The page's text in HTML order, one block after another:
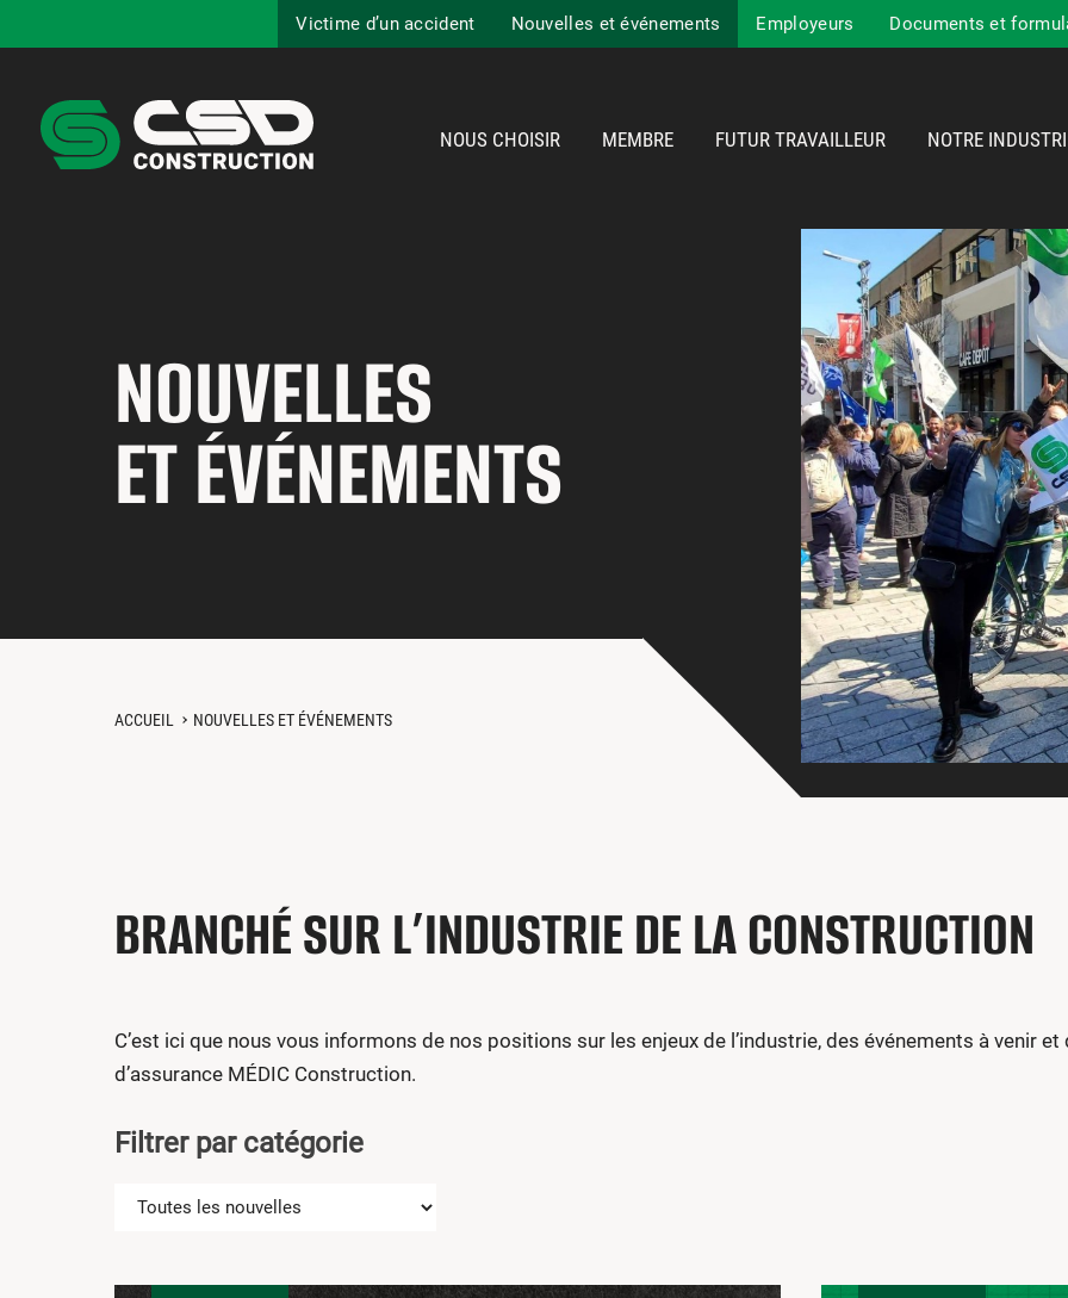
Victime d’un accident Nouvelles et événements Employeurs Documents et
NOUS CHOISIR MEMBRE FUTUR TRAVAILLEUR NOTRE
NOUVELLES
ET ÉVÉNEMENTS
ACCUEIL NOUVELLES ET ÉVÉNEMENTS
BRANCHÉ SUR L’INDUSTRIE DE LA CONSTRUCTION
C’est ici que nous vous informons de nos positions sur les enjeux de l’industrie, des événements à venir
d’assurance MÉDIC Construction.
Filtrer par catégorie